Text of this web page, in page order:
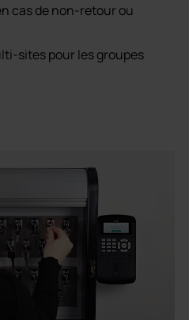
cas de non-retour ou
sites pour les groupes